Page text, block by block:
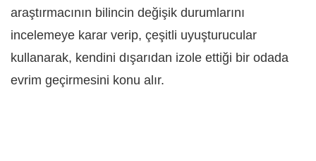
araştırmacının bilincin değişik durumlarını
incelemeye karar verip, çeşitli uyuşturucular
kullanarak, kendini dışarıdan izole ettiği bir odada
evrim geçirmesini konu alır.